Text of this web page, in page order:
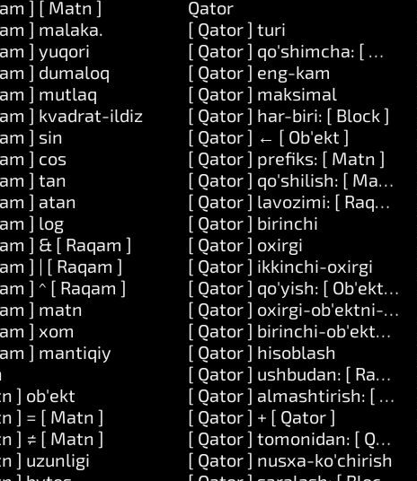
]
]
[ Matn ]
[ Matn ] va: [ Matn ]
[ Matn ]
] [ Matn ]
] malaka.
] yuqori
] dumaloq
] mutlaq
] kvadrat-ildiz
] sin
] cos
] tan
] atan
] log
] & [ Raqam ]
] | [ Raqam ]
] ^ [ Raqam ]
] matn
] xom
] mantiqiy
] ob'ekt
] = [ Matn ]
] ≠ [ Matn ]
] uzunligi
Qator
[ Qator ] turi
[ Qator ] qo'shimcha: [ Matn
[ Qator ] eng-kam
[ Qator ] maksimal
[ Qator ] har-biri: [ Block ]
[ Qator ] ← [ Ob'ekt ]
[ Qator ] prefiks: [ Matn ]
[ Qator ] qo'shilish: [ Matn ]
[ Qator ] lavozimi: [ Raqam ]
[ Qator ] birinchi
[ Qator ] oxirgi
[ Qator ] ikkinchi-oxirgi
[ Qator ] qo'yish: [ Ob'ekt ]
[ Qator ] oxirgi-ob'ektni-
[ Qator ] birinchi-ob'ektni-
[ Qator ] hisoblash
[ Qator ] ushbudan: [
[ Qator ] almashtirish: [
[ Qator ] + [ Qator ]
[ Qator ] tomonidan: [ Qator
[ Qator ] nusxa-ko'chirish